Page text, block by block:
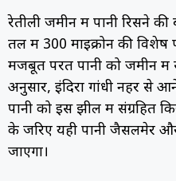
रेतीली जमीन में पानी रिसने
तल में 300 माइक्रोन की विशेष
मजबूत परत पानी को जमीन में
अनुसार, इंदिरा गांधी नहर से
पानी को इस झील में संग्रहित
के जरिए यही पानी जैसलमेर
जाएगा।